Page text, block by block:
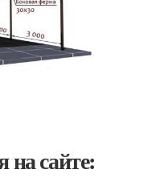
на сайте: